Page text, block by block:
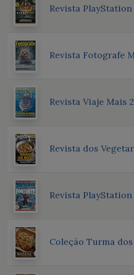
Revista PlayStation
Revista Fotografe
Revista Viaje Mais
Revista dos
Revista PlayStation
Coleção Turma